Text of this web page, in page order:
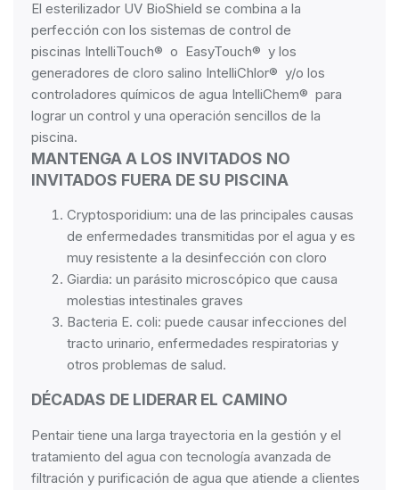
El esterilizador UV BioShield se combina a la
perfección con los sistemas de control de
piscinas IntelliTouch® o EasyTouch® y los
generadores de cloro salino IntelliChlor® y/o los
controladores químicos de agua IntelliChem® para
lograr un control y una operación sencillos de la
piscina.
MANTENGA A LOS INVITADOS NO
INVITADOS FUERA DE SU PISCINA
Cryptosporidium: una de las principales causas
de enfermedades transmitidas por el agua y es
muy resistente a la desinfección con cloro
Giardia: un parásito microscópico que causa
molestias intestinales graves
Bacteria E. coli: puede causar infecciones del
tracto urinario, enfermedades respiratorias y
otros problemas de salud.
DÉCADAS DE LIDERAR EL CAMINO
Pentair tiene una larga trayectoria en la gestión y el
tratamiento del agua con tecnología avanzada de
filtración y purificación de agua que atiende a clientes